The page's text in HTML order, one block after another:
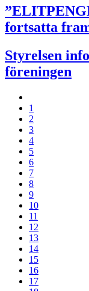
fortsatta
Styrelsen
föreningen
1
2
3
4
5
6
7
8
9
10
11
12
13
14
15
16
17